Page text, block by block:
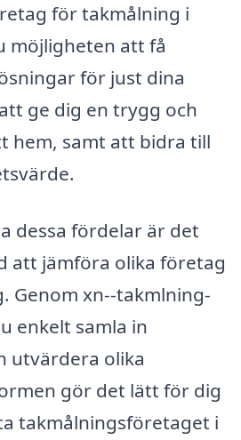
för takmålning i
möjligheten att få
för just dina
ge dig en trygg och
hem, samt att bidra till
dessa fördelar är det
att jämföra olika företag
Genom xn--takmlning-
enkelt samla in
utvärdera olika
gör det lätt för dig
takmålningsföretaget i